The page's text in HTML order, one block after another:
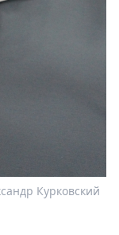
Курковский